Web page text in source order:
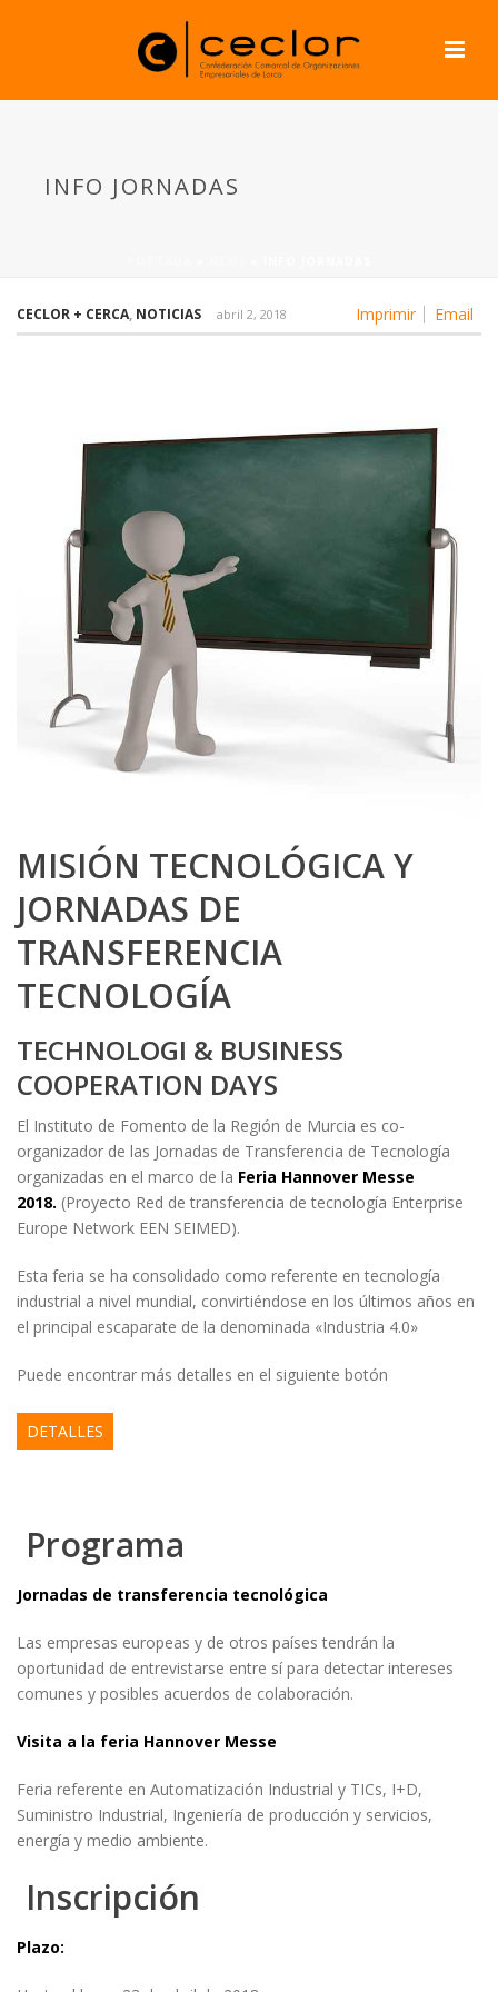
INFO JORNADAS
Imprimir Email
CECLOR + CERCA, NOTICIAS abril 2, 2018
MISIÓN TECNOLÓGICA Y
JORNADAS DE
TRANSFERENCIA
TECNOLOGÍA
TECHNOLOGI & BUSINESS
COOPERATION DAYS
El Instituto de Fomento de la Región de Murcia es co-
organizador de las Jornadas de Transferencia de Tecnología
organizadas en el marco de la Feria Hannover Messe
2018. (Proyecto Red de transferencia de tecnología Enterprise
Europe Network EEN SEIMED).
Esta feria se ha consolidado como referente en tecnología
industrial a nivel mundial, convirtiéndose en los últimos años en
el principal escaparate de la denominada «Industria 4.0»
Puede encontrar más detalles en el siguiente botón
DETALLES
Programa
Jornadas de transferencia tecnológica
Las empresas europeas y de otros países tendrán la
oportunidad de entrevistarse entre sí para detectar intereses
comunes y posibles acuerdos de colaboración.
Visita a la feria Hannover Messe
Feria referente en Automatización Industrial y TICs, I+D,
Suministro Industrial, Ingeniería de producción y servicios,
energía y medio ambiente.
Inscripción
Plazo: